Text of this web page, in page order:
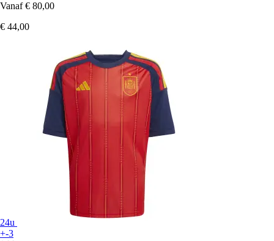
Vanaf € 80,00
€ 44,00
24u
+-3